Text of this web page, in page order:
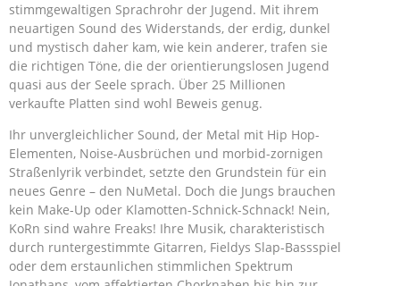
stimmgewaltigen Sprachrohr der Jugend. Mit ihrem
neuartigen Sound des Widerstands, der erdig, dunkel
und mystisch daher kam, wie kein anderer, trafen sie
die richtigen Töne, die der orientierungslosen Jugend
quasi aus der Seele sprach. Über 25 Millionen
verkaufte Platten sind wohl Beweis genug.
Ihr unvergleichlicher Sound, der Metal mit Hip Hop-
Elementen, Noise-Ausbrüchen und morbid-zornigen
Straßenlyrik verbindet, setzte den Grundstein für ein
neues Genre – den NuMetal. Doch die Jungs brauchen
kein Make-Up oder Klamotten-Schnick-Schnack! Nein,
KoRn sind wahre Freaks! Ihre Musik, charakteristisch
durch runtergestimmte Gitarren, Fieldys Slap-Bassspiel
oder dem erstaunlichen stimmlichen Spektrum